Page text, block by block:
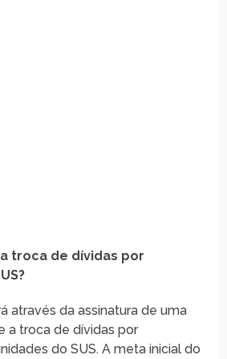
troca de dívidas por
através da assinatura de uma
a troca de dívidas por
do SUS. A meta inicial do